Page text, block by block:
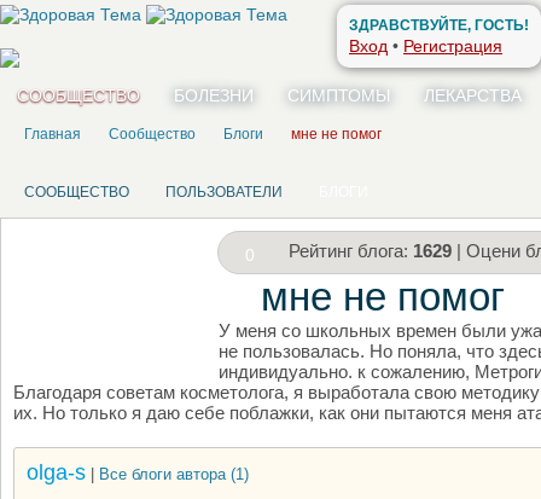
ЗДРАВСТВУЙТЕ, ГОСТЬ!
Вход • Регистрация
СООБЩЕСТВО БОЛЕЗНИ СИМПТОМЫ ЛЕКАРСТВА
Главная Сообщество Блоги мне не помог
СООБЩЕСТВО ПОЛЬЗОВАТЕЛИ
0 Рейтинг блога: 1629 | Оцени
мне не помог
У меня со школьных времен были
не пользовалась. Но поняла, что
индивидуально. к сожалению,
Благодаря советам косметолога, я выработала свою
их. Но только я даю себе поблажки, как они пытаются меня
olga-s Все блоги автора (1)